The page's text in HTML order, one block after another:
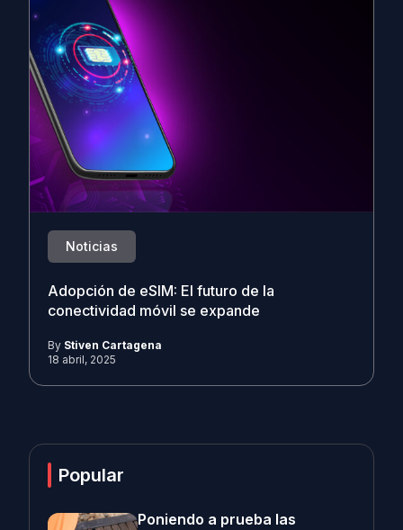
Noticias
Adopción de eSIM: El futuro de la
conectividad móvil se expande
By Stiven Cartagena
18 abril, 2025
Popular
Poniendo a prueba las